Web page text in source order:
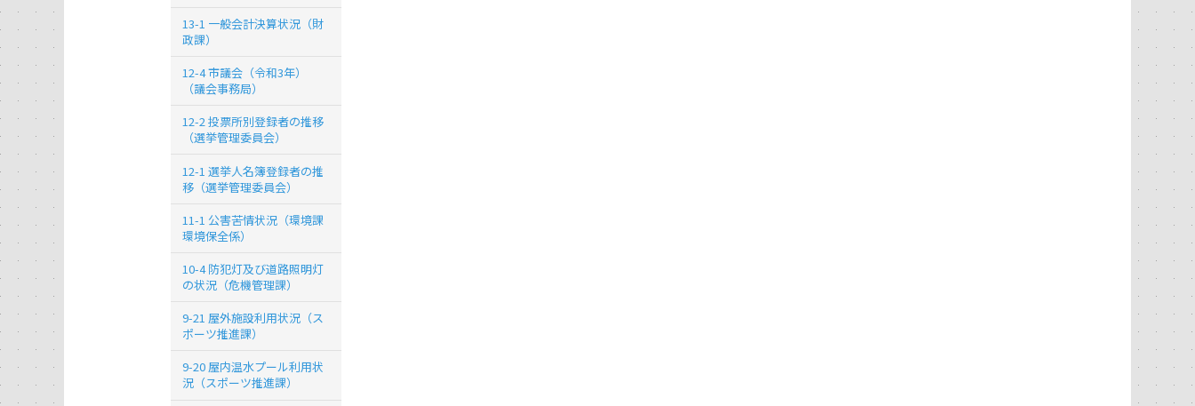
13-1 一般会計決算状況（財
政課）
12-4 市議会（令和3年）
（議会事務局）
12-2 投票所別登録者の推移
（選挙管理委員会）
12-1 選挙人名簿登録者の推
移（選挙管理委員会）
11-1 公害苦情状況（環境課
環境保全係）
10-4 防犯灯及び道路照明灯
の状況（危機管理課）
9-21 屋外施設利用状況（ス
ポーツ推進課）
9-20 屋内温水プール利用状
況（スポーツ推進課）